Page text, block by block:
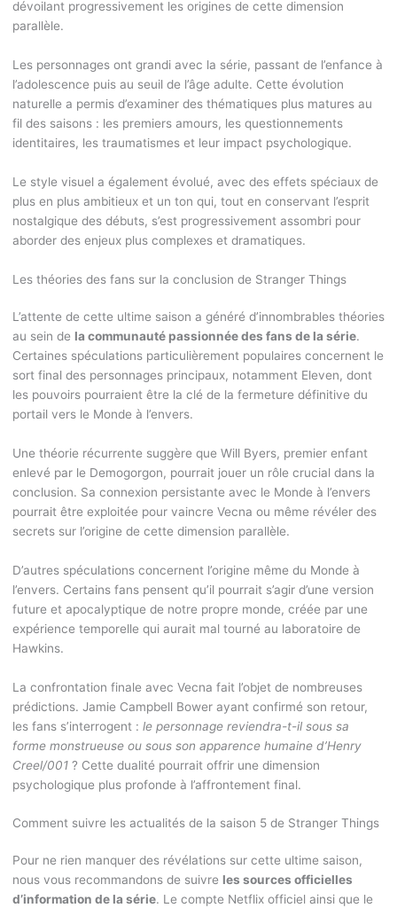
dévoilant progressivement les origines de cette dimension
parallèle.
Les personnages ont grandi avec la série, passant de l’enfance à
l’adolescence puis au seuil de l’âge adulte. Cette évolution
naturelle a permis d’examiner des thématiques plus matures au
fil des saisons : les premiers amours, les questionnements
identitaires, les traumatismes et leur impact psychologique.
Le style visuel a également évolué, avec des effets spéciaux de
plus en plus ambitieux et un ton qui, tout en conservant l’esprit
nostalgique des débuts, s’est progressivement assombri pour
aborder des enjeux plus complexes et dramatiques.
Les théories des fans sur la conclusion de Stranger Things
L’attente de cette ultime saison a généré d’innombrables théories
au sein de la communauté passionnée des fans de la série.
Certaines spéculations particulièrement populaires concernent le
sort final des personnages principaux, notamment Eleven, dont
les pouvoirs pourraient être la clé de la fermeture définitive du
portail vers le Monde à l’envers.
Une théorie récurrente suggère que Will Byers, premier enfant
enlevé par le Demogorgon, pourrait jouer un rôle crucial dans la
conclusion. Sa connexion persistante avec le Monde à l’envers
pourrait être exploitée pour vaincre Vecna ou même révéler des
secrets sur l’origine de cette dimension parallèle.
D’autres spéculations concernent l’origine même du Monde à
l’envers. Certains fans pensent qu’il pourrait s’agir d’une version
future et apocalyptique de notre propre monde, créée par une
expérience temporelle qui aurait mal tourné au laboratoire de
Hawkins.
La confrontation finale avec Vecna fait l’objet de nombreuses
prédictions. Jamie Campbell Bower ayant confirmé son retour,
les fans s’interrogent : le personnage reviendra-t-il sous sa
forme monstrueuse ou sous son apparence humaine d’Henry
Creel/001? Cette dualité pourrait offrir une dimension
psychologique plus profonde à l’affrontement final.
Comment suivre les actualités de la saison 5 de Stranger Things
Pour ne rien manquer des révélations sur cette ultime saison,
nous vous recommandons de suivre les sources officielles
d’information de la série. Le compte Netflix officiel ainsi que le